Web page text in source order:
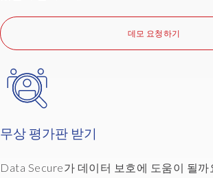
데모 요청하기
무상 평가판 받기
Data Secure가 데이터 보호에 도움이 될까